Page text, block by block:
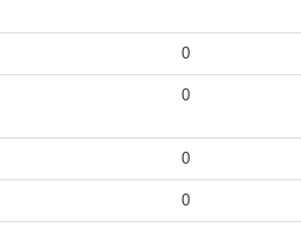
0
0
0
0